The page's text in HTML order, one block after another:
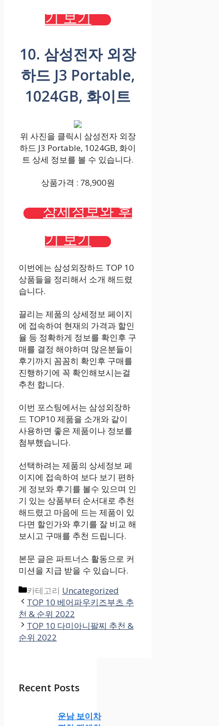
기 보기
10. 삼성전자 외장
하드 J3 Portable,
1024GB, 화이트
위 사진을 클릭시 삼성전자 외장
하드 J3 Portable, 1024GB, 화이
트 상세 정보를 볼 수 있습니다.
상품가격 : 78,900원
상세정보와 후
기 보기
이번에는 삼성외장하드 TOP 10
상품들을 정리해서 소개 해드렸
습니다.
끌리는 제품의 상세정보 페이지
에 접속하여 현재의 가격과 할인
율 등 정확하게 정보를 확인후 구
매를 결정 해야하며 많은분들이
후기까지 꼼꼼히 확인후 구매를
진행하기에 꼭 확인해보시는걸
추천 합니다.
이번 포스팅에서는 삼성외장하
드 TOP10 제품을 소개와 같이
사용하면 좋은 제품이나 정보를
첨부했습니다.
선택하려는 제품의 상세정보 페
이지에 접속하여 보다 보기 편하
게 정보와 후기를 볼수 있으며 인
기 있는 상품부터 순서대로 추천
해드렸고 마음에 드는 제품이 있
다면 할인가와 후기를 잘 비교 해
보시고 구매를 추천 드립니다.
본문 글은 파트너스 활동으로 커
미션을 지급 받을 수 있습니다.
카테고리 Uncategorized
TOP 10 베어파우키즈부츠 추
천 & 순위 2022
TOP 10 다미아니팔찌 추천 &
순위 2022
Recent Posts
운남 보이차